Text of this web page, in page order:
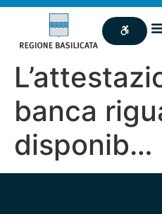
banca
disponib…